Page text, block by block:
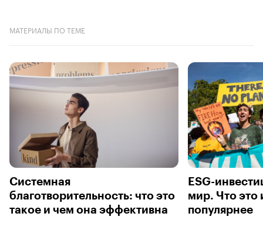
МАТЕРИАЛЫ ПО ТЕМЕ
Системная
благотворительность: что это
такое и чем она эффективна
ESG-
мир. Что это
популярнее